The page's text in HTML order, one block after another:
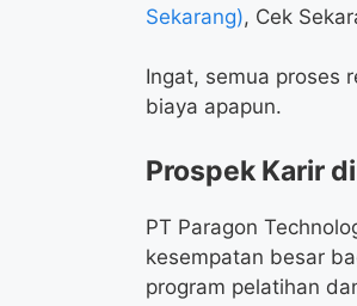
Sekarang), Cek
Ingat, semua proses
biaya apapun.
Prospek Karir
PT Paragon
kesempatan besar
program pelatihan